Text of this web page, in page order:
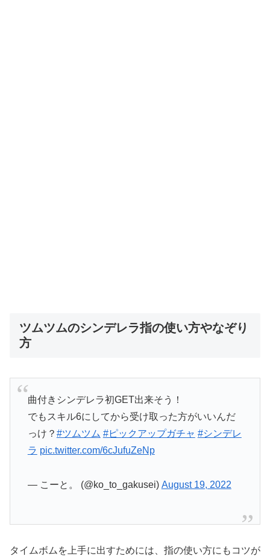
ツムツムのシンデレラ指の使い方やなぞり
方
曲付きシンデレラ初GET出来そう！
でもスキル6にしてから受け取った方がいいんだ
っけ？ #ツムツム #ピックアップガチャ #シンデレ
ラ pic.twitter.com/6cJufuZeNp
— こーと。 (@ko_to_gakusei) August 19, 2022
タイムボムを上手に出すためには、指の使い方にもコツが